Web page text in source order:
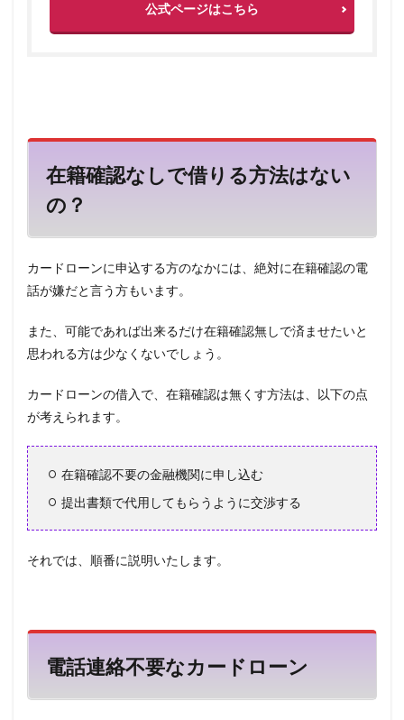
公式ページはこちら
在籍確認なしで借りる方法はない
の？
カードローンに申込する方のなかには、絶対に在籍確認の電
話が嫌だと言う方もいます。
また、可能であれば出来るだけ在籍確認無しで済ませたいと
思われる方は少なくないでしょう。
カードローンの借入で、在籍確認は無くす方法は、以下の点
が考えられます。
在籍確認不要の金融機関に申し込む
提出書類で代用してもらうように交渉する
それでは、順番に説明いたします。
電話連絡不要なカードローン